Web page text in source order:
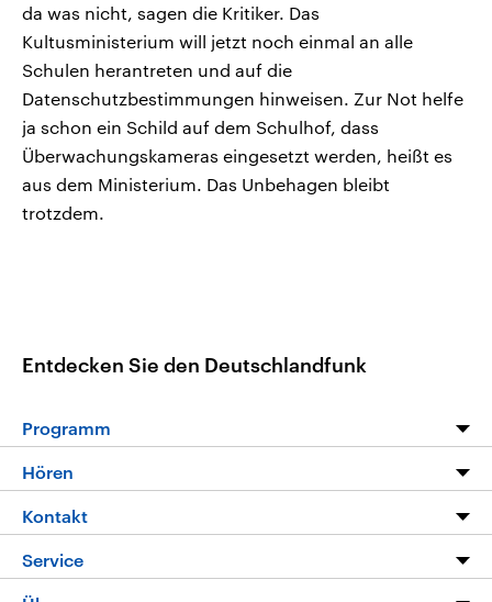
da was nicht, sagen die Kritiker. Das
Kultusministerium will jetzt noch einmal an alle
Schulen herantreten und auf die
Datenschutzbestimmungen hinweisen. Zur Not helfe
ja schon ein Schild auf dem Schulhof, dass
Überwachungskameras eingesetzt werden, heißt es
aus dem Ministerium. Das Unbehagen bleibt
trotzdem.
Entdecken Sie den Deutschlandfunk
Programm
Programm
Die Nachrichten
Nachrichtenleicht
Hören
Livestream
Podcasts
Kontakt
Hörerservice
Service